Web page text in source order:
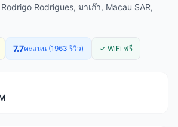
Rodrigues, มาเก๊า, Macau SAR,
7.7คะแนน (1963 รีวิว) ✓ WiFi ฟรี